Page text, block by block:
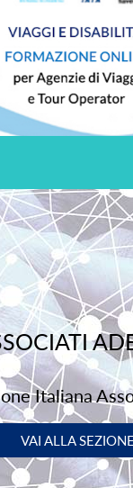
Italiana
VAI ALLA SEZIONE